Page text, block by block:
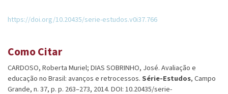
Como Citar
CARDOSO, Roberta Muriel; DIAS SOBRINHO, José. Avaliação e
educação no Brasil: avanços e retrocessos. Série-Estudos, Campo
Grande, n. 37, p. p. 263–273, 2014. DOI: 10.20435/serie-
https://doi.org/10.20435/serie-estudos.v0i37.766